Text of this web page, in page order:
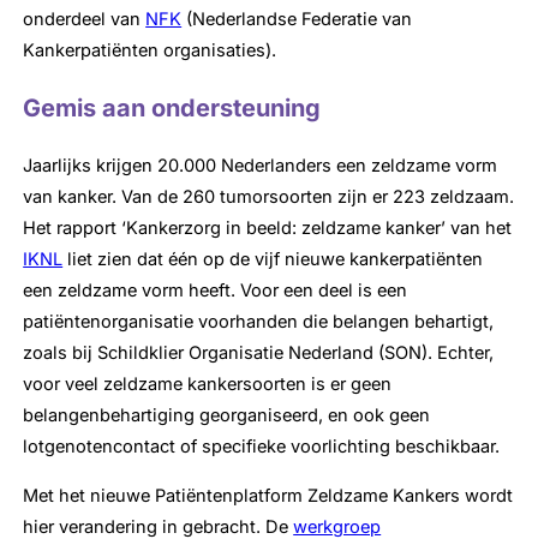
onderdeel van NFK (Nederlandse Federatie van
Kankerpatiënten organisaties).
Gemis aan ondersteuning
Jaarlijks krijgen 20.000 Nederlanders een zeldzame vorm
van kanker. Van de 260 tumorsoorten zijn er 223 zeldzaam.
Het rapport ‘Kankerzorg in beeld: zeldzame kanker’ van het
IKNL liet zien dat één op de vijf nieuwe kankerpatiënten
een zeldzame vorm heeft. Voor een deel is een
patiëntenorganisatie voorhanden die belangen behartigt,
zoals bij Schildklier Organisatie Nederland (SON). Echter,
voor veel zeldzame kankersoorten is er geen
belangenbehartiging georganiseerd, en ook geen
lotgenotencontact of specifieke voorlichting beschikbaar.
Met het nieuwe Patiëntenplatform Zeldzame Kankers wordt
hier verandering in gebracht. Dewerkgroep